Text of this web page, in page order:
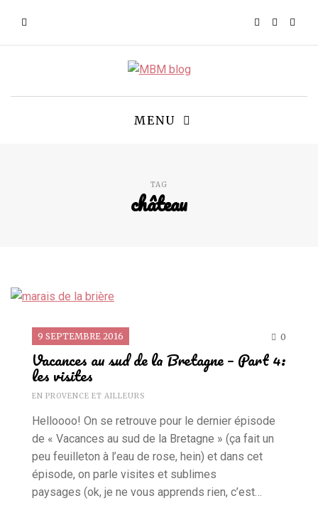
MENU
TAG
château
9 SEPTEMBRE 2016 0
Vacances au sud de la Bretagne – Part 4:
les visites
EN PROVENCE ET AILLEURS
Helloooo! On se retrouve pour le dernier épisode
de « Vacances au sud de la Bretagne » (ça fait un
peu feuilleton à l’eau de rose, hein) et dans cet
épisode, on parle visites et sublimes
paysages (ok, je ne vous apprends rien, c’est…